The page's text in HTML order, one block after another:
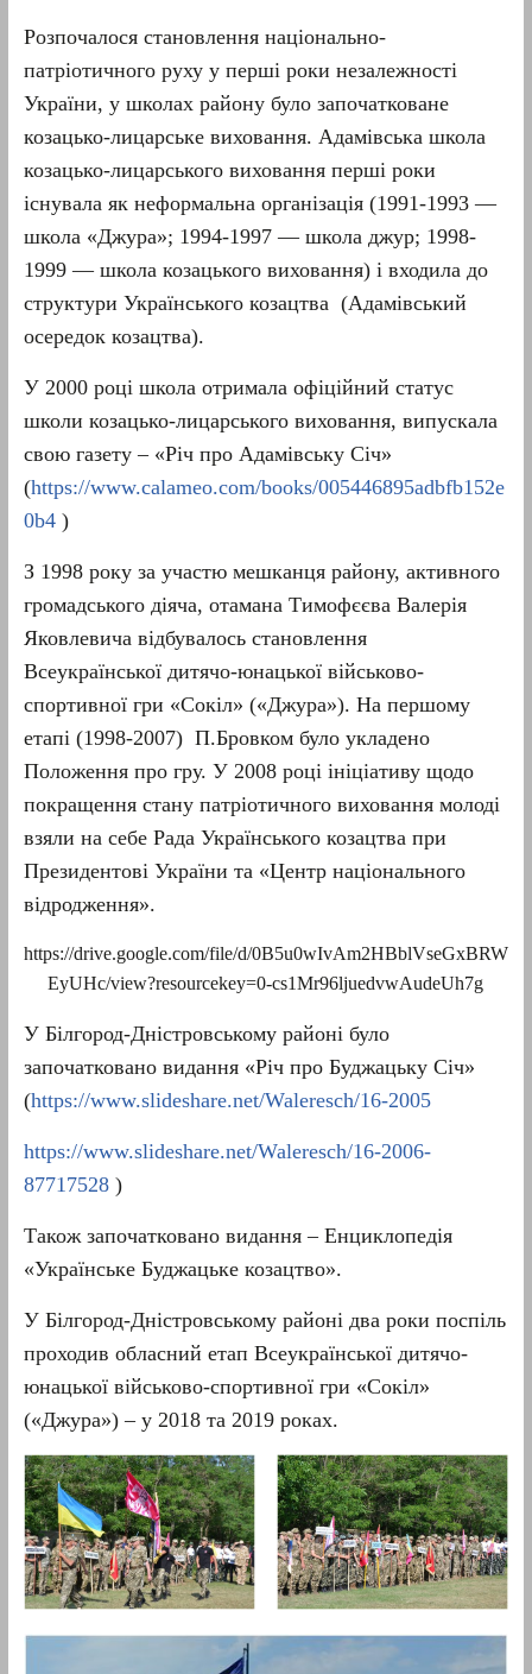
Розпочалося становлення національно-
патріотичного руху у перші роки незалежності
України, у школах району було започатковане
козацько-лицарське виховання. Адамівська школа
козацько-лицарського виховання перші роки
існувала як неформальна організація (1991-1993 —
школа «Джура»; 1994-1997 — школа джур; 1998-
1999 — школа козацького виховання) і входила до
структури Українського козацтва (Адамівський
осередок козацтва).
У 2000 році школа отримала офіційний статус
школи козацько-лицарського виховання, випускала
свою газету – «Річ про Адамівську Січ»
(https://www.calameo.com/books/005446895adbfb152e
0b4)
З 1998 року за участю мешканця району, активного
громадського діяча, отамана Тимофєєва Валерія
Яковлевича відбувалось становлення
Всеукраїнської дитячо-юнацької військово-
спортивної гри «Сокіл» («Джура»). На першому
етапі (1998-2007) П.Бровком було укладено
Положення про гру. У 2008 році ініціативу щодо
покращення стану патріотичного виховання молоді
взяли на себе Рада Українського козацтва при
Президентові України та «Центр національного
відродження».
https://drive.google.com/file/d/0B5u0wIvAm2HBblVseGxBRW
EyUHc/view?resourcekey=0-cs1Mr96ljuedvwAudeUh7g
У Білгород-Дністровському районі було
започатковано видання «Річ про Буджацьку Січ»
(https://www.slideshare.net/Waleresch/16-2005
https://www.slideshare.net/Waleresch/16-2006-
87717528)
Також започатковано видання – Енциклопедія
«Українське Буджацьке козацтво».
У Білгород-Дністровському районі два роки поспіль
проходив обласний етап Всеукраїнської дитячо-
юнацької військово-спортивної гри «Сокіл»
(«Джура») – у 2018 та 2019 роках.